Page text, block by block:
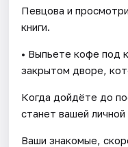
Певцова и
книги.
• Выпьете кофе под
закрытом дворе,
Когда дойдёте до
станет вашей личной
Ваши знакомые,